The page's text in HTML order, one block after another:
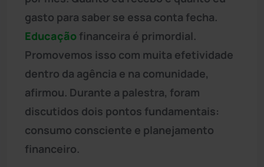
gasto para saber se essa conta fecha.
Educação financeira é primordial.
Promovemos isso com muita efetividade
dentro da agência e na comunidade,
afirmou. Durante a palestra, foram
discutidos dois pontos fundamentais:
consumo consciente e planejamento
financeiro.